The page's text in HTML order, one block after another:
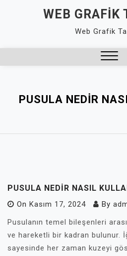
WEB GRAFIK
Web Grafik
PUSULA NEDIR
PUSULA NEDIR NASIL
On Kasım 17, 2024 By
Pusulanın temel bileşenleri
ve hareketli bir kadran bulunur.
sayesinde her zaman kuzeyi